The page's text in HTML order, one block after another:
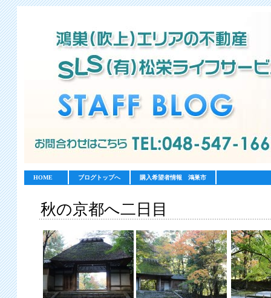
HOME ブログトップへ 購入希望者情報 鴻巣市
秋の京都へ二日目